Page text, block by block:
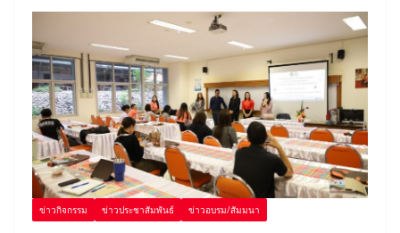
ข่าวกิจกรรม ข่าวประชาสัมพันธ์ ข่าวอบรม/สัมมนา